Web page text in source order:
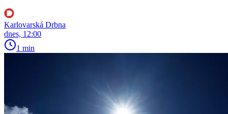
Karlovarská Drbna
dnes, 12:00
1 min